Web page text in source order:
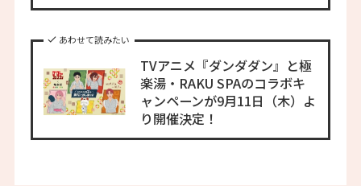
あわせて読みたい
TVアニメ『ダンダダン』と極
楽湯・RAKU SPAのコラボキ
ャンペーンが9月11日（木）よ
り開催決定！